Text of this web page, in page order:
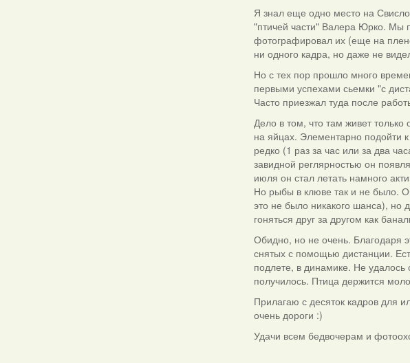
Я знал еще одно место на
"птичей части" Валера Юрко. Мы
фотографировал их (еще на
ни одного кадра, но даже не
Но с тех пор прошло много
первыми успехами сьемки "с
Часто приезжал туда после
Дело в том, что там живет
на яйцах. Элементарно подойти
редко (1 раз за час или за два
завидной реглярностью он
июля он стал летать намного
Но рыбы в клюве так и не было.
это не было никакого шанса), но
гоняться друг за другом как
Обидно, но не очень. Благодаря
снятых с помощью дистанции.
подлете, в динамике. Не удалось
получилось. Птица держится
Прилагаю с десяток кадров для
очень дороги :)
Удачи всем бедвочерам и